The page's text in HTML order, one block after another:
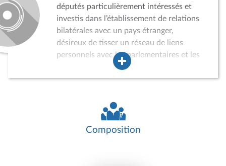
députés particulièrement intéressés et
investis dans l’établissement de relations
bilatérales avec un pays étranger,
désireux de tisser un réseau de liens
personnels avec les parlementaires et les
acteurs de la vie politique, économique,
sociale et culturelle du pays concerné.
peuvent conduire des auditions,
participer à divers événements, recevoir
des délégations de parlementaires
Composition